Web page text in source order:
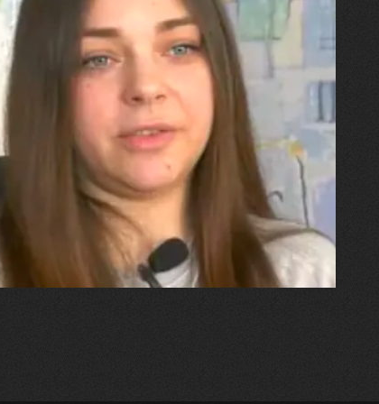
27.07.2026
"Я перенесла 11 операцій, та
плакала від фантомного
болю. Але маленька донька
бере за руку і змушує йти
далі"